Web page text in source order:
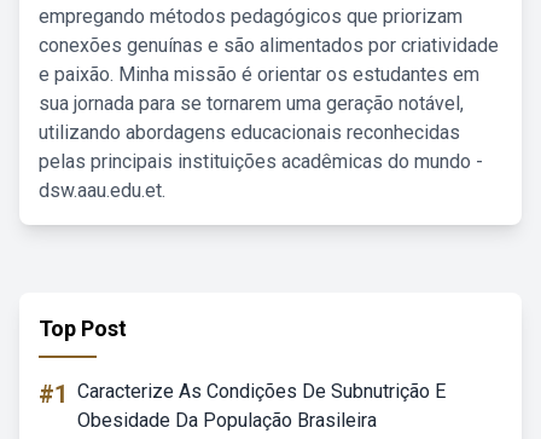
empregando métodos pedagógicos que priorizam
conexões genuínas e são alimentados por criatividade
e paixão. Minha missão é orientar os estudantes em
sua jornada para se tornarem uma geração notável,
utilizando abordagens educacionais reconhecidas
pelas principais instituições acadêmicas do mundo -
dsw.aau.edu.et.
Top Post
#1 Caracterize As Condições De Subnutrição E
Obesidade Da População Brasileira